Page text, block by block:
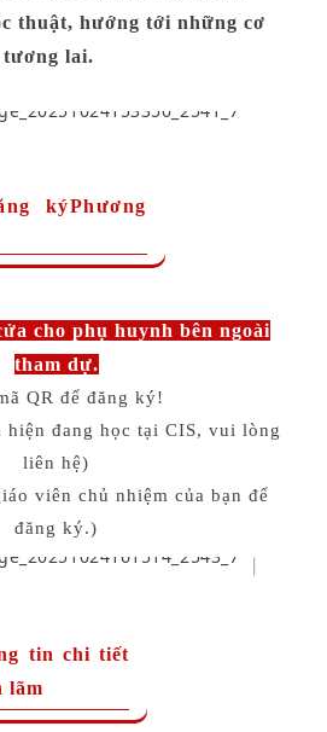
thuật, hướng tới những cơ
tương lai.
kýPhương
cho phụ huynh bên ngoài
tham dự.
QR để đăng ký!
đang học tại CIS, vui lòng
liên hệ)
viên chủ nhiệm của bạn để
đăng ký.)
tin chi tiết
lãm